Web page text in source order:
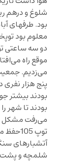
شلوغ و درهم
بود. طرفهای
معلوم بود
دو سه ساعتی
موقع راه
می‌زدیم.
پنج هزار نفری
بودند بیشتر
بودند تا شهر
می‌رفت مشکل
توپ
آتشبارهای
شلمچه و پشت